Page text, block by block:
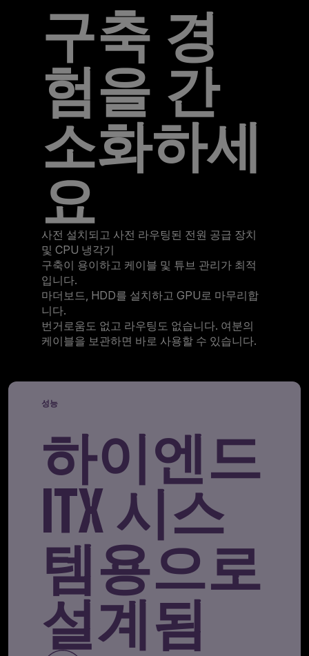
구축 경
험을 간
소화하세
요
사전 설치되고 사전 라우팅된 전원 공급 장치
및 CPU 냉각기
구축이 용이하고 케이블 및 튜브 관리가 최적
입니다.
마더보드, HDD를 설치하고 GPU로 마무리합
니다.
번거로움도 없고 라우팅도 없습니다. 여분의
케이블을 보관하면 바로 사용할 수 있습니다.
성능
하이엔드
ITX 시스
템용으로
설계됨